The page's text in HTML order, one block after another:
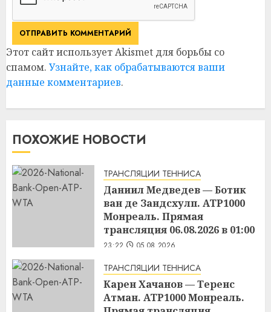
Этот сайт использует Akismet для борьбы со
спамом. Узнайте, как обрабатываются ваши
данные комментариев.
ПОХОЖИЕ НОВОСТИ
ТРАНСЛЯЦИИ ТЕННИСА
Даниил Медведев — Ботик
ван де Зандсхулп. ATP1000
Монреаль. Прямая
трансляция 06.08.2026 в 01:00
23:22 05.08.2026
ТРАНСЛЯЦИИ ТЕННИСА
Карен Хачанов — Теренс
Атман. ATP1000 Монреаль.